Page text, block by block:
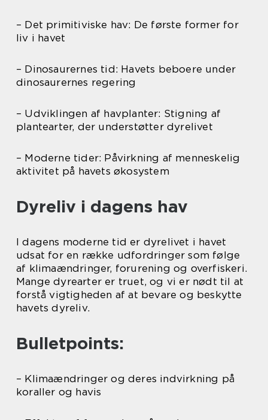
– Det primitiviske hav: De første former for
liv i havet
– Dinosaurernes tid: Havets beboere under
dinosaurernes regering
– Udviklingen af havplanter: Stigning af
plantearter, der understøtter dyrelivet
– Moderne tider: Påvirkning af menneskelig
aktivitet på havets økosystem
Dyreliv i dagens hav
I dagens moderne tid er dyrelivet i havet
udsat for en række udfordringer som følge
af klimaændringer, forurening og overfiskeri.
Mange dyrearter er truet, og vi er nødt til at
forstå vigtigheden af at bevare og beskytte
havets dyreliv.
Bulletpoints:
– Klimaændringer og deres indvirkning på
koraller og havis